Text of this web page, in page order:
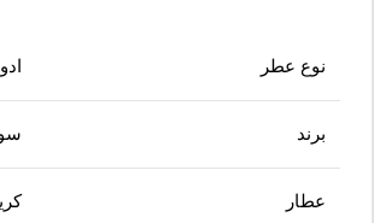
نوع عطر
برند
عطار